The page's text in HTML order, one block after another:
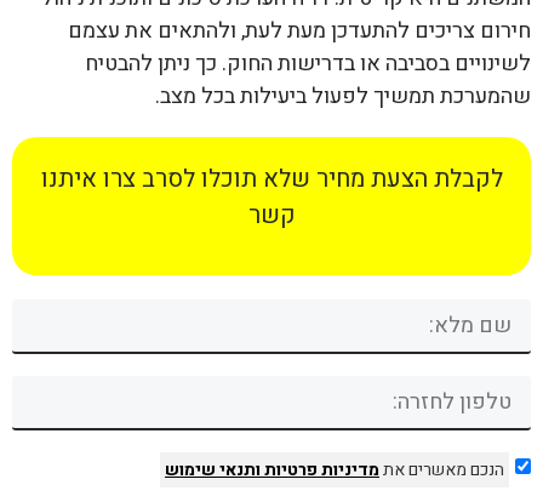
חירום צריכים להתעדכן מעת לעת, ולהתאים את עצמם
לשינויים בסביבה או בדרישות החוק. כך ניתן להבטיח
שהמערכת תמשיך לפעול ביעילות בכל מצב.
לקבלת הצעת מחיר שלא תוכלו לסרב צרו איתנו
קשר
הנכם מאשרים אתמדיניות פרטיותותנאי שימוש